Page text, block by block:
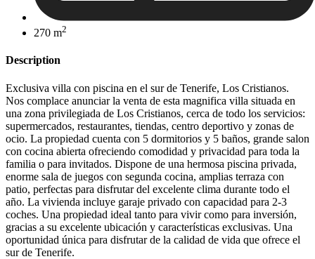
270 m2
Description
Exclusiva villa con piscina en el sur de Tenerife, Los Cristianos.
Nos complace anunciar la venta de esta magnifica villa situada en
una zona privilegiada de Los Cristianos, cerca de todo los servicios:
supermercados, restaurantes, tiendas, centro deportivo y zonas de
ocio. La propiedad cuenta con 5 dormitorios y 5 baños, grande salon
con cocina abierta ofreciendo comodidad y privacidad para toda la
familia o para invitados. Dispone de una hermosa piscina privada,
enorme sala de juegos con segunda cocina, amplias terraza con
patio, perfectas para disfrutar del excelente clima durante todo el
año. La vivienda incluye garaje privado con capacidad para 2-3
coches. Una propiedad ideal tanto para vivir como para inversión,
gracias a su excelente ubicación y características exclusivas. Una
oportunidad única para disfrutar de la calidad de vida que ofrece el
sur de Tenerife.